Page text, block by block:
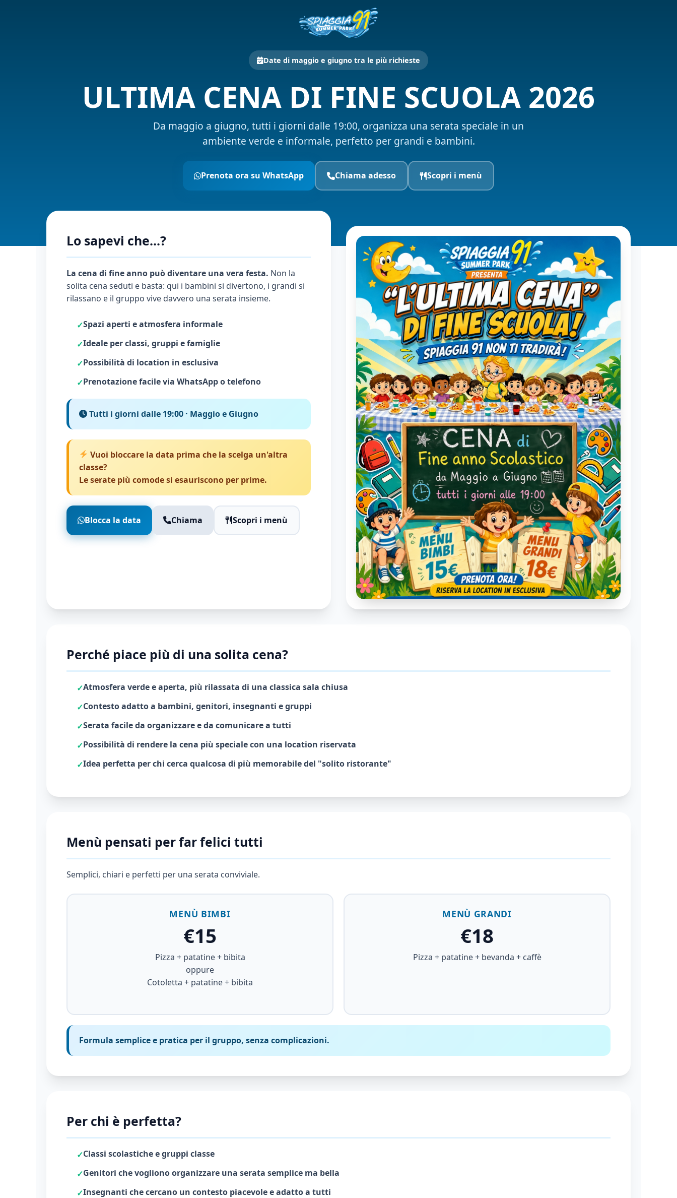
Date di maggio e giugno tra le più richieste
ULTIMA CENA DI FINE SCUOLA 2026
Da maggio a giugno, tutti i giorni dalle 19:00, organizza una serata speciale in un
ambiente verde e informale, perfetto per grandi e bambini.
Prenota ora su WhatsApp Chiama adesso Scopri i menù
Lo sapevi che...?
La cena di fine anno può diventare una vera festa. Non la
solita cena seduti e basta: qui i bambini si divertono, i grandi si
rilassano e il gruppo vive davvero una serata insieme.
Spazi aperti e atmosfera informale
Ideale per classi, gruppi e famiglie
Possibilità di location in esclusiva
Prenotazione facile via WhatsApp o telefono
Tutti i giorni dalle 19:00 · Maggio e Giugno
Vuoi bloccare la data prima che la scelga un'altra
classe?
Le serate più comode si esauriscono per prime.
Blocca la data Chiama Scopri i menù
Perché piace più di una solita cena?
Atmosfera verde e aperta, più rilassata di una classica sala chiusa
Contesto adatto a bambini, genitori, insegnanti e gruppi
Serata facile da organizzare e da comunicare a tutti
Possibilità di rendere la cena più speciale con una location riservata
Idea perfetta per chi cerca qualcosa di più memorabile del "solito ristorante"
Menù pensati per far felici tutti
Semplici, chiari e perfetti per una serata conviviale.
MENÙ BIMBI
€15
Pizza + patatine + bibita
oppure
Cotoletta + patatine + bibita
MENÙ GRANDI
€18
Pizza + patatine + bevanda + caffè
Formula semplice e pratica per il gruppo, senza complicazioni.
Per chi è perfetta?
Classi scolastiche e gruppi classe
Genitori che vogliono organizzare una serata semplice ma bella
Insegnanti che cercano un contesto piacevole e adatto a tutti